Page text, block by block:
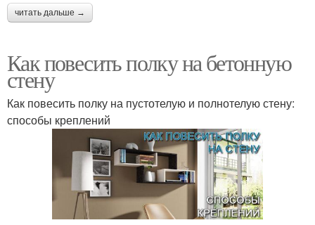
читать дальше →
Как повесить полку на бетонную
стену
Как повесить полку на пустотелую и полнотелую стену:
способы креплений